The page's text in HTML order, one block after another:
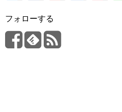
フォローする